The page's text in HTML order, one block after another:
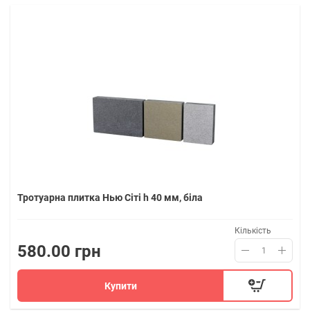
Тротуарна плитка Нью Сіті h 40 мм, біла
580.00 грн
Кількість
Купити